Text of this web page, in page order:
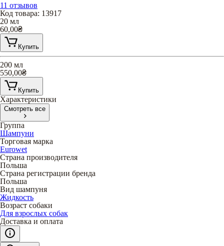
11 отзывов
Код товара: 13917
20 мл
60,00₴
Купить
200 мл
550,00₴
Купить
Характеристики
Смотреть все
Группа
Шампуни
Торговая марка
Eurowet
Страна производителя
Польша
Страна регистрации бренда
Польша
Вид шампуня
Жидкость
Возраст собаки
Для взрослых собак
Доставка и оплата